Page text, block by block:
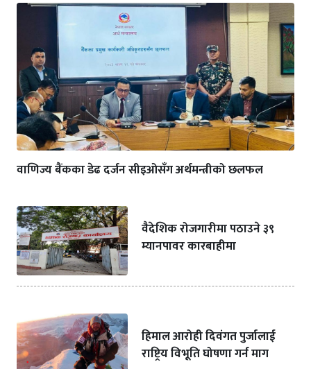
वाणिज्य बैंकका डेढ दर्जन सीइओसँग अर्थमन्त्रीको छलफल
वैदेशिक रोजगारीमा पठाउने ३९
म्यानपावर कारबाहीमा
हिमाल आरोही दिवंगत पुर्जालाई
राष्ट्रिय विभूति घोषणा गर्न माग